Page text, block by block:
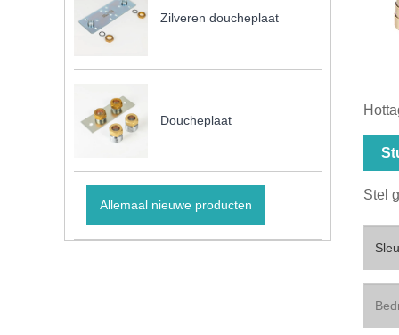
Zilveren doucheplaat
Doucheplaat
Allemaal nieuwe producten
Stel